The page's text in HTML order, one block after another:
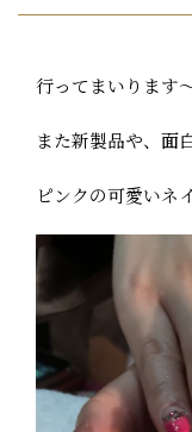
行ってまいります
また新製品や、面
ピンクの可愛いネ